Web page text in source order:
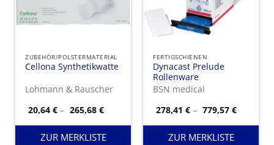
ZUBEHÖR/POLSTERMATERIAL
Cellona Synthetikwatte
Lohmann & Rauscher
20,64€ – 265,68€Preisspanne:
20,64 €
bis
265,68 €
ZUR MERKLISTE
FERTIGSCHIENEN
Dynacast Prelude
Rollenware
BSN medical
278,41€ – 779,57€
278,41 €
bis
ZUR MERKLISTE